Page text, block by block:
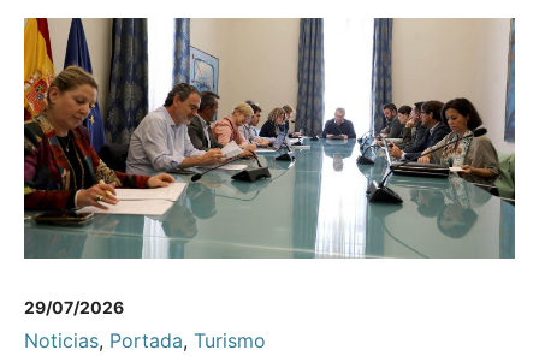
29/07/2026
Noticias, Portada, Turismo